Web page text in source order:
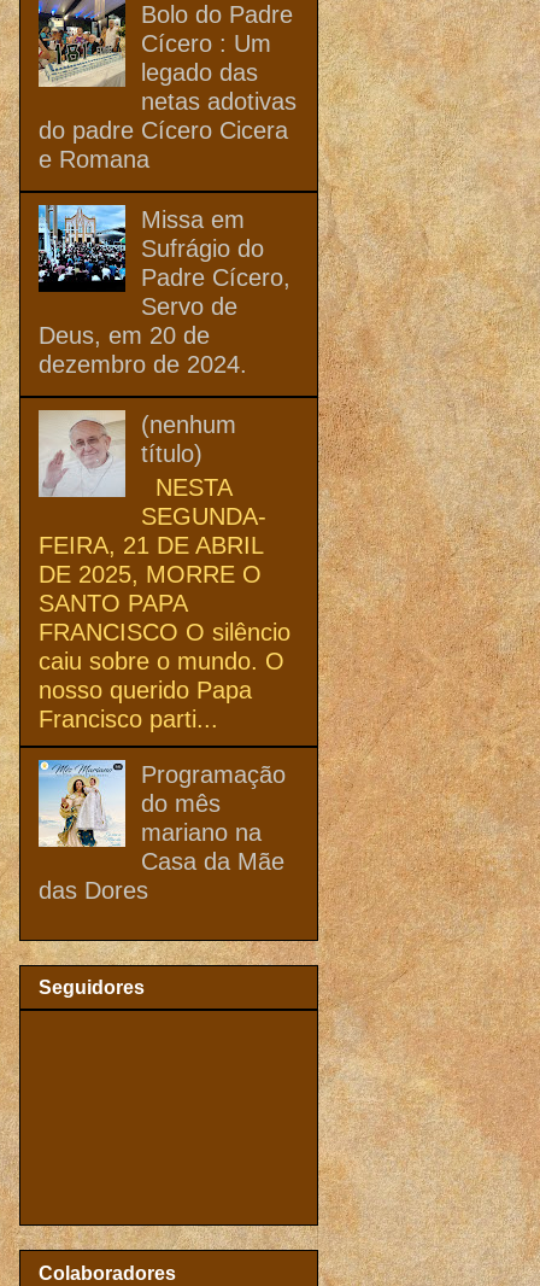
Bolo do Padre
Cícero : Um
legado das
netas adotivas
do padre Cícero Cicera
e Romana
Missa em
Sufrágio do
Padre Cícero,
Servo de
Deus, em 20 de
dezembro de 2024.
(nenhum
título)
NESTA
SEGUNDA-
FEIRA, 21 DE ABRIL
DE 2025, MORRE O
SANTO PAPA
FRANCISCO O silêncio
caiu sobre o mundo. O
nosso querido Papa
Francisco parti...
Programação
do mês
mariano na
Casa da Mãe
das Dores
Seguidores
Colaboradores